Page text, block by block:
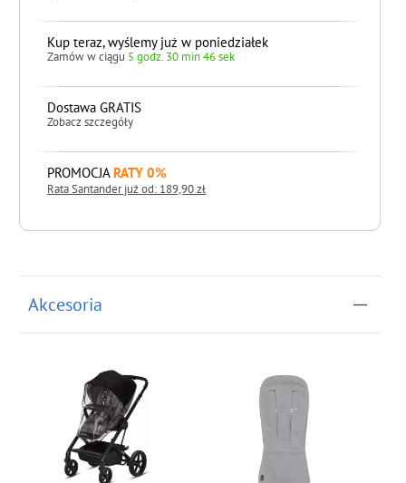
Kup teraz, wyślemy już w poniedziałek
Zamów w ciągu 5 godz. 30 min 45 sek
Dostawa GRATIS
Zobacz szczegóły
PROMOCJA RATY 0%
Rata Santander już od: 189,90 zł
Akcesoria